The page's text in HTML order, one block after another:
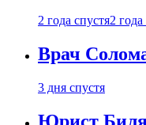
2 года спустя2 года
Врач
3 дня спустя